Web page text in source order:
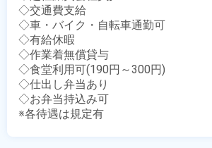
◇交通費支給
◇車・バイク・自転車通勤可
◇有給休暇
◇作業着無償貸与
◇食堂利用可(190円～300円)
◇仕出し弁当あり
◇お弁当持込み可
※各待遇は規定有